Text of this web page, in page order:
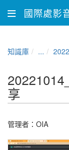
國際處影
知識庫 ... 2022
享
管理者： OIA